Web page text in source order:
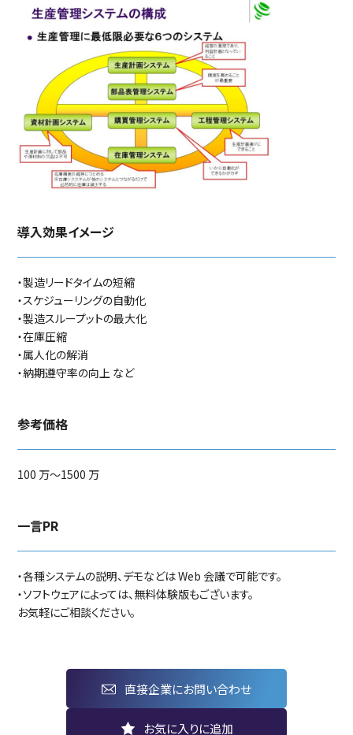
導入効果イメージ
・製造リードタイムの短縮
・スケジューリングの自動化
・製造スループットの最大化
・在庫圧縮
・属人化の解消
・納期遵守率の向上 など
参考価格
100 万～1500 万
一言PR
・各種システムの説明、デモなどは Web 会議で可能です。
・ソフトウェアによっては、無料体験版もございます。
お気軽にご相談ください。
直接企業にお問い合わせ